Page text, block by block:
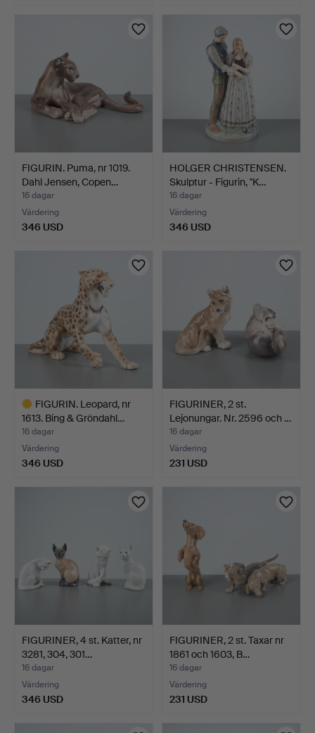
FIGURIN. Puma, nr 1019.
Dahl Jensen, Copen…
16 dagar
Värdering
346 USD
HOLGER CHRISTENSEN.
Skulptur - Figurin, "K…
16 dagar
Värdering
346 USD
FIGURIN. Leopard, nr
1613. Bing & Gröndahl…
16 dagar
Värdering
346 USD
FIGURINER, 2 st.
Lejonungar. Nr. 2596 och …
16 dagar
Värdering
231 USD
FIGURINER, 4 st. Katter, nr
3281, 304, 301…
16 dagar
Värdering
346 USD
FIGURINER, 2 st. Taxar nr
1861 och 1603, B…
16 dagar
Värdering
231 USD